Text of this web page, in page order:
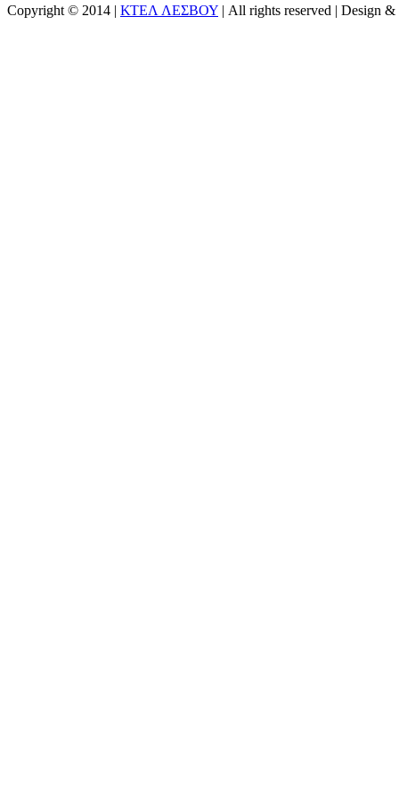
Copyright © 2014 | ΚΤΕΛ ΛΕΣΒΟΥ | All rights reserved | Design &